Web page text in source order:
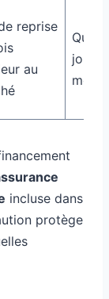
reprise
au
jours
mois
incluse dans
protège